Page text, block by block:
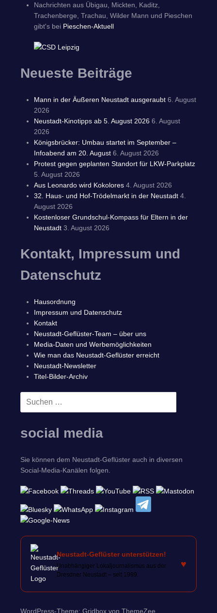
Nachrichten aus Übigau, Mickten, Kaditz,
Trachenberge, Trachau, Wilder Mann und Pieschen
gibt's bei Pieschen-Aktuell
Neueste Beiträge
Mann in der Äußeren Neustadt ausgeraubt 6. August
2026
Neustadt-Kinotipps ab 5. August 2026 6. August
2026
Königsbrücker: Umbau startet im September –
Infoabend am 20. August 6. August 2026
Protest gegen geplanten Standort für LKW-Parkplatz
5. August 2026
Aus Leonardo wird Kokolores 4. August 2026
32. Haus- und Hof-Trödelmarkt in der Neustadt 4.
August 2026
Kostenloser Grundschul-Kompass für Eltern in der
Neustadt 3. August 2026
Kontakt, Impressum und
Datenschutz
Hausordnung
Impressum und Datenschutz
Kontakt
Neustadt-Geflüster-Team – über uns
Media-Daten und Werbemöglichkeiten
Wie man das Neustadt-Geflüster erreicht
Neustadt-Newsletter
Titel-Bilder-Archiv
Suchen
social media
Sie können dem Neustadt-Geflüster auch in diversen
Social-Media-Kanälen folgen.
Neustadt-Geflüster unterstützen!
Unabhängiger Lokaljournalismus aus der
Dresdner Neustadt – seit 1999.
♥
WordPress-Theme: Gridbox von ThemeZee.